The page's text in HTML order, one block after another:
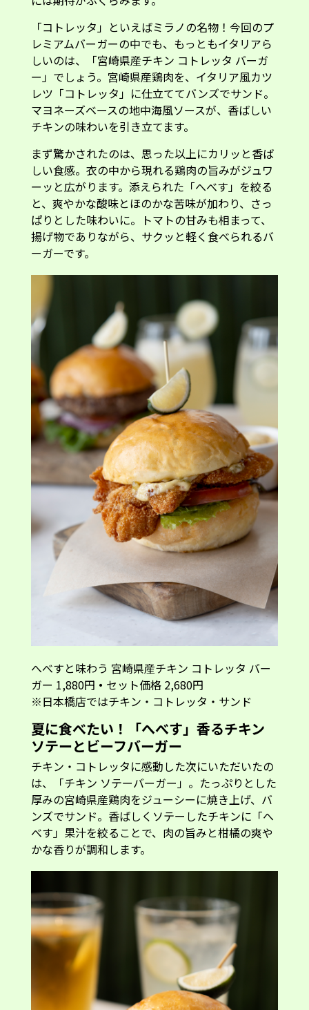
「コトレッタ」といえばミラノの名物！今回のプ
レミアムバーガーの中でも、もっともイタリアら
しいのは、「宮崎県産チキン コトレッタ バーガ
ー」でしょう。宮崎県産鶏肉を、イタリア風カツ
レツ「コトレッタ」に仕立ててバンズでサンド。
マヨネーズベースの地中海風ソースが、香ばしい
チキンの味わいを引き立てます。
まず驚かされたのは、思った以上にカリッと香ば
しい食感。衣の中から現れる鶏肉の旨みがジュワ
ーッと広がります。添えられた「へべす」を絞る
と、爽やかな酸味とほのかな苦味が加わり、さっ
ぱりとした味わいに。トマトの甘みも相まって、
揚げ物でありながら、サクッと軽く食べられるバ
ーガーです。
へべすと味わう 宮崎県産チキン コトレッタ バー
ガー 1,880円 ・ セット価格 2,680円
※日本橋店ではチキン・コトレッタ・サンド
夏に食べたい！「へべす」香るチキン
ソテーとビーフバーガー
チキン・コトレッタに感動した次にいただいたの
は、「チキン ソテーバーガー」。たっぷりとした
厚みの宮崎県産鶏肉をジューシーに焼き上げ、バ
ンズでサンド。香ばしくソテーしたチキンに「へ
べす」果汁を絞ることで、肉の旨みと柑橘の爽や
かな香りが調和します。